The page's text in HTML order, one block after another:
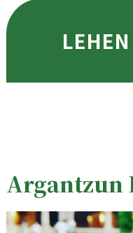
Argantzun
Irudia